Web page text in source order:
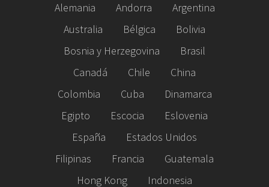
Alemania Andorra
Argentina
Australia
Bélgica
Bolivia
Bosnia y Herzegovina
Brasil
Canadá
Chile
China
Colombia
Cuba
Dinamarca
Egipto
Escocia
Eslovenia
España
Estados Unidos
Filipinas
Francia
Guatemala
Hong Kong
Indonesia